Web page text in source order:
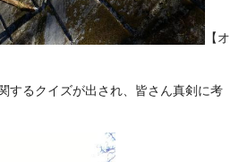
【オ
するクイズが出され、皆さん真剣に考